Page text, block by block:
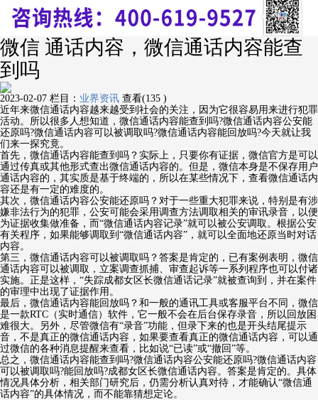
微信 通话内容，微信通话内容能查
到吗
2023-02-07 栏目： 业界资讯 查看(135 )
近年来微信通话内容越来越受到社会的关注，因为它很容易用来进行犯罪
活动。所以很多人想知道，微信通话内容能查到吗?微信通话内容公安能
还原吗?微信通话内容可以被调取吗?微信通话内容能回放吗?今天就让我
们来一探究竟。
首先，微信通话内容能查到吗？实际上，只要你有证据，微信官方是可以
通过传真或其他形式查出微信通话内容的。但是，微信本身是不保存用户
通话内容的，其实质是基于终端的，所以在某些情况下，查看微信通话内
容还是有一定的难度的。
其次，微信通话内容公安能还原吗？对于一些重大犯罪来说，特别是有涉
嫌非法行为的犯罪，公安可能会采用调查方法调取相关的审讯录音，以便
为证据收集做准备，而“微信通话内容记录”就可以被公安调取。根据公安
有关程序，如果能够调取到“微信通话内容”，就可以全面地还原当时对话
内容。
第三，微信通话内容可以被调取吗？答案是肯定的，已有案例表明，微信
通话内容可以被调取，立案调查抓捕、审查起诉等一系列程序也可以付诸
实施。正是这样，“失踪成都女区长微信通话记录”就被查询到，并在案件
的审理中出现了证据作用。
最后，微信通话内容能回放吗？和一般的通讯工具或客服平台不同，微信
是一款RTC（实时通信）软件，它一般不会在后台保存录音，所以回放困
难很大。另外，尽管微信有“录音”功能，但录下来的也是开头结尾提示
音，不是真正的微信通话内容，如果要查看真正的微信通话内容，可以通
过微信的各种消息提醒来查看，比如说“已读”或“撤回”等。
总之，微信通话内容能查到吗?微信通话内容公安能还原吗?微信通话内容
可以被调取吗?能回放吗?成都女区长微信通话内容。答案是肯定的。具体
情况具体分析，相关部门研究后，仍需分析认真对待，才能确认“微信通
话内容”的具体情况，而不能靠猜想定论。